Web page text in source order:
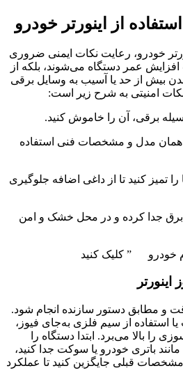
از اینورتر خودرو
خودرو، رعایت نکات ایمنی ضروری
افزایش عمر دستگاه می‌شوند، بلکه از
بیش از حد یا آسیب به وسایل برقی
امنیتی به شرح زیر است:
برقی، آن را خاموش کنید.
همان مدل و مشخصات فنی استفاده
تمیز کنید تا از داغی اضافه جلوگیری
از برق جدا کرده و در محل خشک و امن
خودرو ” کلیک کنید
دقت و مطابق دستور سازنده انجام شود.
استفاده از سیم فلزی به‌جای فیوز،
بالا می‌برد. ابتدا دستگاه را
باتری خودرو یا سوکت جدا کنید،
قبلی جایگزین کنید تا عملکرد